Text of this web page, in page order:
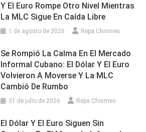
Y El Euro Rompe Otro Nivel Mientras
La MLC Sigue En Caída Libre
1 de agosto de 2026 Repa Chismes
Se Rompió La Calma En El Mercado
Informal Cubano: El Dólar Y El Euro
Volvieron A Moverse Y La MLC
Cambió De Rumbo
31 de julio de 2026 Repa Chismes
El Dólar Y El Euro Siguen Sin